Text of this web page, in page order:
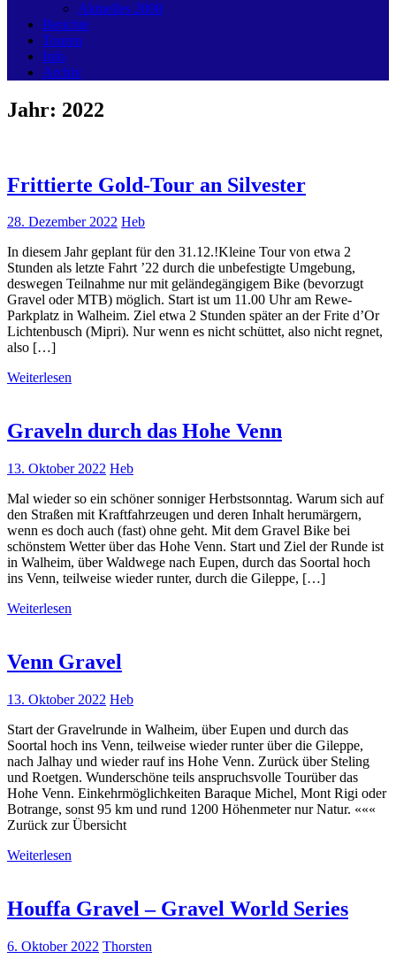
Aktuelles 2008
Berichte
Touren
Info
Archiv
Jahr: 2022
Frittierte Gold-Tour an Silvester
28. Dezember 2022 Heb
In diesem Jahr geplant für den 31.12.!Kleine Tour von etwa 2
Stunden als letzte Fahrt ’22 durch die unbefestigte Umgebung,
deswegen Teilnahme nur mit geländegängigem Bike (bevorzugt
Gravel oder MTB) möglich. Start ist um 11.00 Uhr am Rewe-
Parkplatz in Walheim. Ziel etwa 2 Stunden später an der Frite d’Or
Lichtenbusch (Mipri). Nur wenn es nicht schüttet, also nicht regnet,
also […]
Weiterlesen
Graveln durch das Hohe Venn
13. Oktober 2022 Heb
Mal wieder so ein schöner sonniger Herbstsonntag. Warum sich auf
den Straßen mit Kraftfahrzeugen und deren Inhalt herumärgern,
wenn es doch auch (fast) ohne geht. Mit dem Gravel Bike bei
schönstem Wetter über das Hohe Venn. Start und Ziel der Runde ist
in Walheim, über Waldwege nach Eupen, durch das Soortal hoch
ins Venn, teilweise wieder runter, durch die Gileppe, […]
Weiterlesen
Venn Gravel
13. Oktober 2022 Heb
Start der Gravelrunde in Walheim, über Eupen und durch das
Soortal hoch ins Venn, teilweise wieder runter über die Gileppe,
nach Jalhay und wieder rauf ins Hohe Venn. Zurück über Steling
und Roetgen. Wunderschöne teils anspruchsvolle Tourüber das
Hohe Venn. Einkehrmöglichkeiten Baraque Michel, Mont Rigi oder
Botrange, sonst 95 km und rund 1200 Höhenmeter nur Natur. «««
Zurück zur Übersicht
Weiterlesen
Houffa Gravel – Gravel World Series
6. Oktober 2022 Thorsten